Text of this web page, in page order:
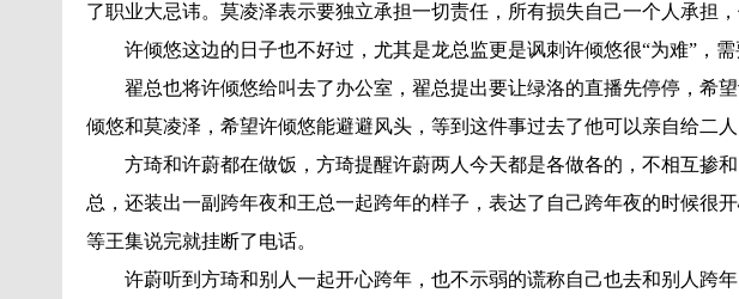
了职业大忌讳。莫凌泽表示要独立承担一切责任，所有损失自己一个人承担
许倾悠这边的日子也不好过，尤其是龙总监更是讽刺许倾悠很“为难”，需
翟总也将许倾悠给叫去了办公室，翟总提出要让绿洛的直播先停停，希
倾悠和莫凌泽，希望许倾悠能避避风头，等到这件事过去了他可以亲自给二人
方琦和许蔚都在做饭，方琦提醒许蔚两人今天都是各做各的，不相互掺
总，还装出一副跨年夜和王总一起跨年的样子，表达了自己跨年夜的时候很
等王集说完就挂断了电话。
许蔚听到方琦和别人一起开心跨年，也不示弱的谎称自己也去和别人跨